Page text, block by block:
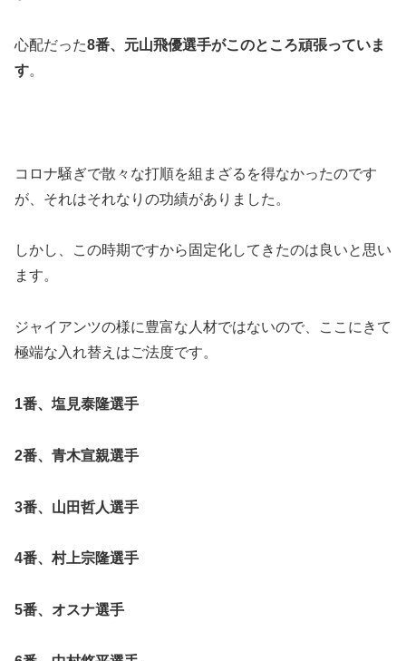
心配だった8番、元山飛優選手がこのところ頑張っていま
す。
コロナ騒ぎで散々な打順を組まざるを得なかったのです
が、それはそれなりの功績がありました。
しかし、この時期ですから固定化してきたのは良いと思い
ます。
ジャイアンツの様に豊富な人材ではないので、ここにきて
極端な入れ替えはご法度です。
1番、塩見泰隆選手
2番、青木宣親選手
3番、山田哲人選手
4番、村上宗隆選手
5番、オスナ選手